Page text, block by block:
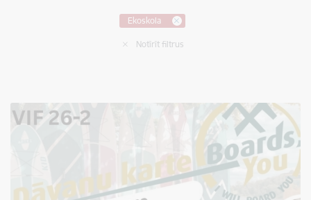
Ekoskola
Notīrīt filtrus